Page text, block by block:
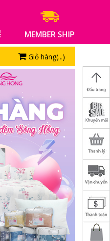
MEMBER SHIP
Giỏ hàng(...)